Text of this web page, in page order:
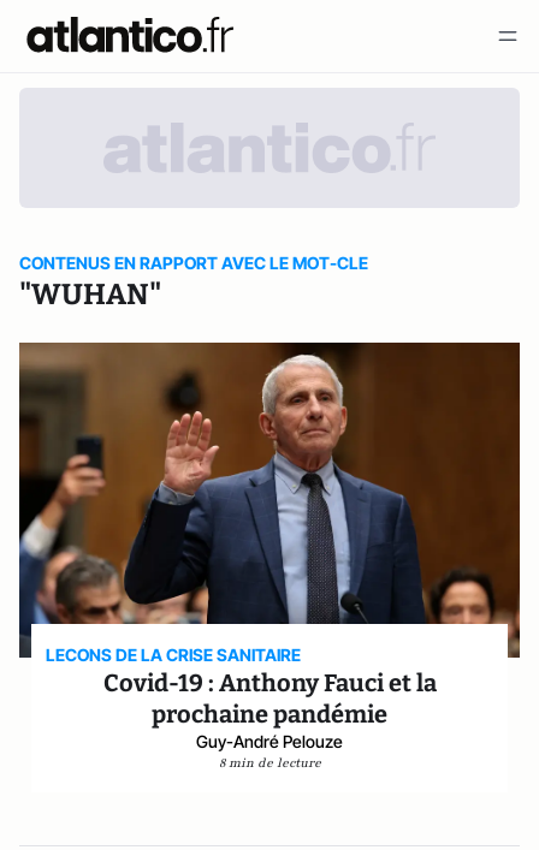
CONTENUS EN RAPPORT AVEC LE MOT-CLE
"WUHAN"
LECONS DE LA CRISE SANITAIRE
Covid-19 : Anthony Fauci et la
prochaine pandémie
Guy-André Pelouze
8 min de lecture